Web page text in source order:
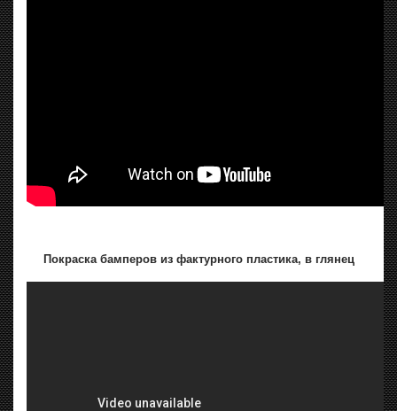
Покраска бамперов из фактурного пластика, в глянец